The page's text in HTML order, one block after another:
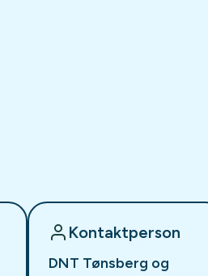
Kontaktperson
DNT Tønsberg og